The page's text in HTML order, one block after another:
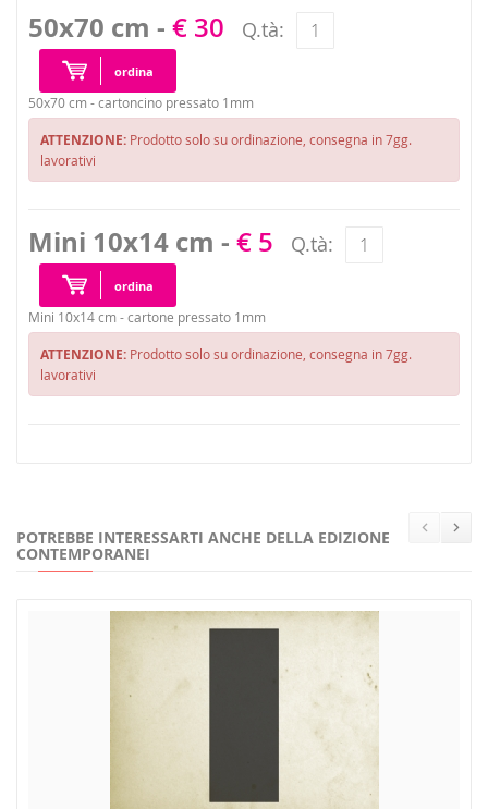
50x70 cm - € 30 Q.tà:
ordina
50x70 cm - cartoncino pressato 1mm
ATTENZIONE: Prodotto solo su ordinazione, consegna in 7gg.
lavorativi
Mini 10x14 cm - € 5 Q.tà:
ordina
Mini 10x14 cm - cartone pressato 1mm
ATTENZIONE: Prodotto solo su ordinazione, consegna in 7gg.
lavorativi
POTREBBE INTERESSARTI ANCHE DELLA EDIZIONE
CONTEMPORANEI